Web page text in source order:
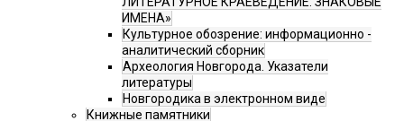
ИМЕНА»
Культурное обозрение: информационно -
аналитический сборник
Археология Новгорода. Указатели
литературы
Новгородика в электронном виде
Книжные памятники